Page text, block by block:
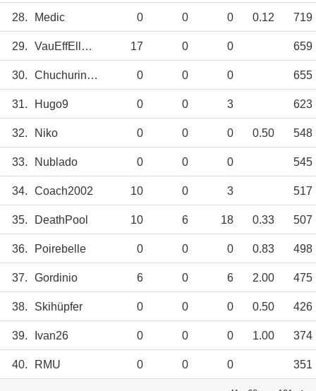
28. Medic 0 0 0 0.12 719
29. VauEffEll1848 17 0 0 659
30. Chuchurinas 0 0 0 655
31. Hugo9 0 0 3 623
32. Niko 0 0 0 0.50 548
33. Nublado 0 0 0 545
34. Coach2002 10 0 3 517
35. DeathPool 10 6 18 0.33 507
36. Poirebelle 0 0 0 0.83 498
37. Gordinio 6 0 6 2.00 475
38. Skihüpfer 0 0 0 0.50 426
39. Ivan26 0 0 0 1.00 374
40. RMU 0 0 0 351